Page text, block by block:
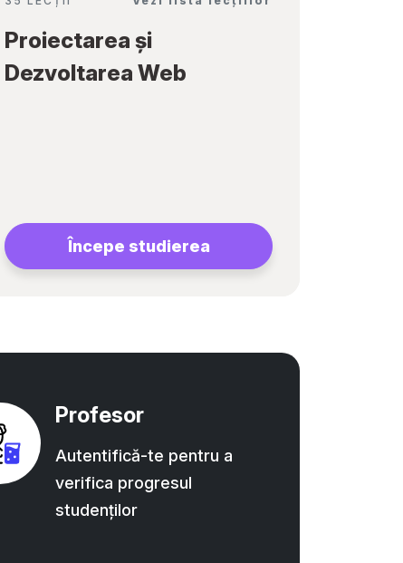
Proiectarea și
Dezvoltarea Web
Începe studierea
Profesor
Autentifică-te pentru a
verifica progresul
studenților